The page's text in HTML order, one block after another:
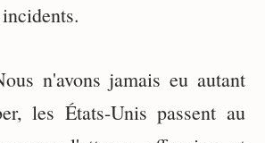
n'avons jamais eu autant
les États-Unis passent au